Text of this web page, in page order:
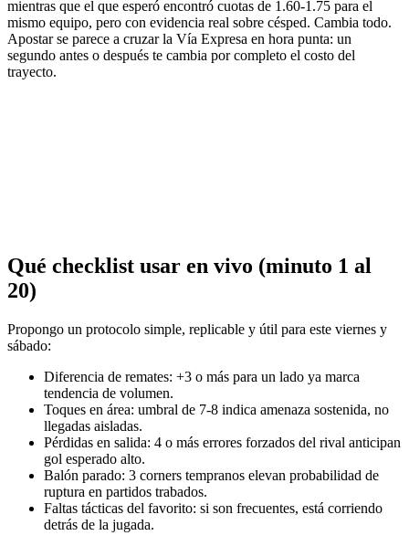
mientras que el que esperó encontró cuotas de 1.60-1.75 para el
mismo equipo, pero con evidencia real sobre césped. Cambia todo.
Apostar se parece a cruzar la Vía Expresa en hora punta: un
segundo antes o después te cambia por completo el costo del
trayecto.
Qué checklist usar en vivo (minuto 1 al
20)
Propongo un protocolo simple, replicable y útil para este viernes y
sábado:
Diferencia de remates: +3 o más para un lado ya marca
tendencia de volumen.
Toques en área: umbral de 7-8 indica amenaza sostenida, no
llegadas aisladas.
Pérdidas en salida: 4 o más errores forzados del rival anticipan
gol esperado alto.
Balón parado: 3 corners tempranos elevan probabilidad de
ruptura en partidos trabados.
Faltas tácticas del favorito: si son frecuentes, está corriendo
detrás de la jugada.